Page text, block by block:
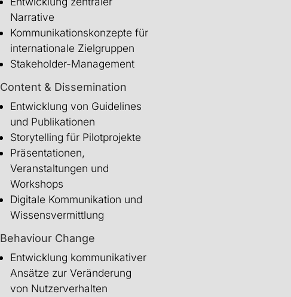
Narrative
Kommunikationskonzepte für
internationale Zielgruppen
Stakeholder-Management
Content & Dissemination
Entwicklung von Guidelines
und Publikationen
Storytelling für Pilotprojekte
Präsentationen,
Veranstaltungen und
Workshops
Digitale Kommunikation und
Wissensvermittlung
Behaviour Change
Entwicklung kommunikativer
Ansätze zur Veränderung
von Nutzerverhalten